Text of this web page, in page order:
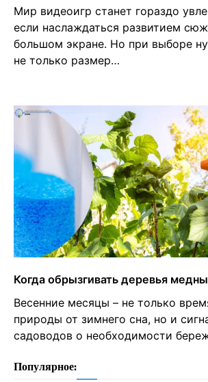
Мир видеоигр станет гораздо
если наслаждаться развитием
большом экране. Но при выборе
не только размер…
Когда обрызгивать деревья
Весенние месяцы – не только
природы от зимнего сна, но и
садоводов о необходимости
Популярное: